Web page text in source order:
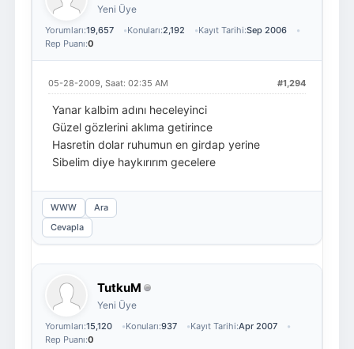
Yeni Üye
Yorumları:19,657 Konuları:2,192 Kayıt Tarihi:Sep 2006
Rep Puanı:0
#1,294
05-28-2009, Saat: 02:35 AM
Yanar kalbim adını heceleyinci
Güzel gözlerini aklıma getirince
Hasretin dolar ruhumun en girdap yerine
Sibelim diye haykırırım gecelere
WWW
Ara
Cevapla
TutkuM
Yeni Üye
Yorumları:15,120 Konuları:937 Kayıt Tarihi:Apr 2007
Rep Puanı:0